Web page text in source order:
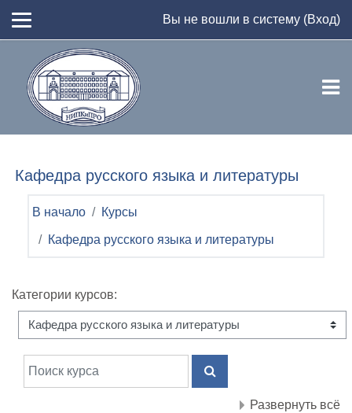
Вы не вошли в систему (Вход)
Кафедра русского языка и литературы
В начало Курсы
Кафедра русского языка и литературы
Категории курсов:
Поиск курса
ПОИСК КУРСА
Развернуть всё